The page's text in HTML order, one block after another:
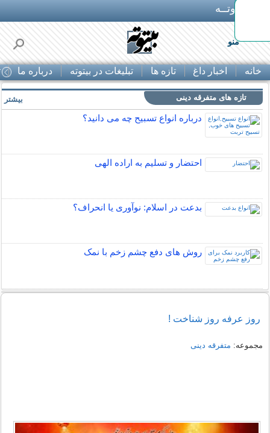
بـیتوتــه
منو
خانه اخبار داغ تازه ها تبلیغات در بیتوته درباره ما
تازه های متفرقه دینی
درباره انواع تسبیح چه می دانید؟
احتضار و تسلیم به اراده الهی
بدعت در اسلام: نوآوری یا انحراف؟
روش های دفع چشم زخم با نمک
بیشتر
روز عرفه روز شناخت !
مجموعه: متفرقه دینی